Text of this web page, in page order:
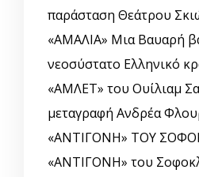
παράσταση Θεάτρου
«ΑΜΑΛΙΑ» Μια Βαυαρή
νεοσύστατο Ελληνικό
«ΑΜΛΕΤ» του Ουίλιαμ
μεταγραφή Ανδρέα
«ΑΝΤΙΓΟΝΗ» ΤΟΥ
«ΑΝΤΙΓΟΝΗ» του